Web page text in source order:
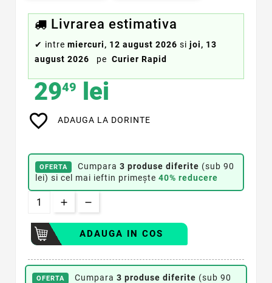
Livrarea estimativa
✔ intre miercuri, 12 august 2026 si joi, 13
august 2026
pe Curier Rapid
2949 lei
favorite_border ADAUGA LA DORINTE
OFERTA Cumpara 3 produse diferite (sub 90
lei) si cel mai ieftin primește 40% reducere
ADAUGA IN COS
OFERTA Cumpara 3 produse diferite (sub 90